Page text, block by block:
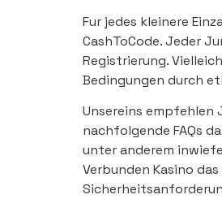
Fur jedes kleinere
CashToCode. Jeder
Registrierung.
Bedingungen durch
Unsereins empfehlen
nachfolgende FAQs
unter anderem
Verbunden Kasino